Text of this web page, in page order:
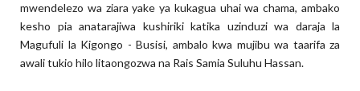
mwendelezo wa ziara yake ya kukagua uhai wa chama, ambako
kesho pia anatarajiwa kushiriki katika uzinduzi wa daraja la
Magufuli la Kigongo - Busisi, ambalo kwa mujibu wa taarifa za
awali tukio hilo litaongozwa na Rais Samia Suluhu Hassan.